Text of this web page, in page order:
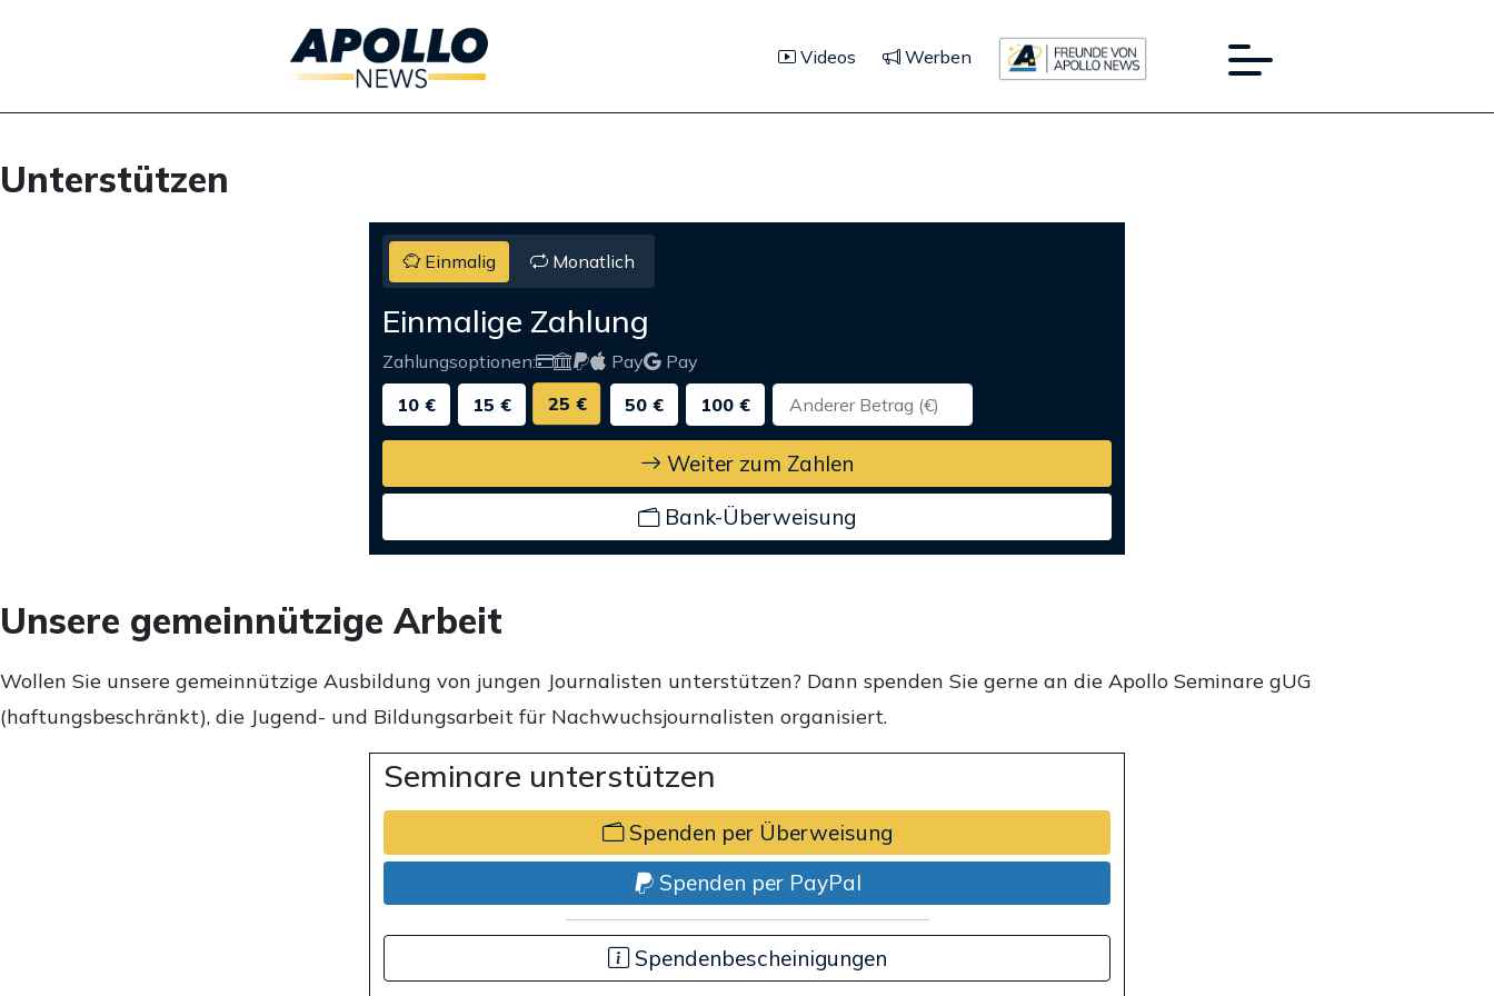
Videos Werben
Unterstützen
Einmalig Monatlich
Einmalige Zahlung
Zahlungsoptionen: Pay
Pay
10 €
15 € 25 € 50 € 100 €
Weiter zum Zahlen
Bank-Überweisung
Unsere gemeinnützige Arbeit
Wollen Sie unsere gemeinnützige Ausbildung von jungen Journalisten unterstützen? Dann spenden Sie gerne an die Apollo Seminare gUG
(haftungsbeschränkt), die Jugend- und Bildungsarbeit für Nachwuchsjournalisten organisiert.
Seminare unterstützen
Spenden per Überweisung
Spenden per PayPal
Spendenbescheinigungen